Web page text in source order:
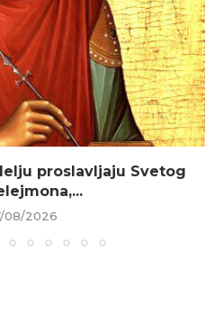
proslavljaju Svetog
08/2026